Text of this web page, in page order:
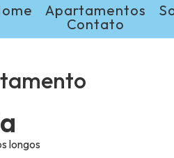
Apartamentos
Contato
longos